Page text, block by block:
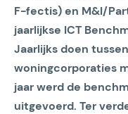
F-fectis) en M&I/
jaarlijkse ICT
Jaarlijks doen
woningcorporaties
jaar werd de
uitgevoerd. Ter